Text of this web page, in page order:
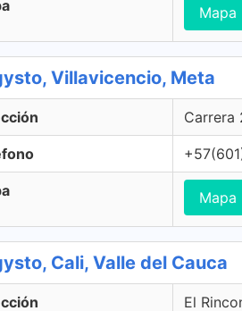
Mapa
Villavicencio, Meta
Carrera
Mapa
Cali, Valle del Cauca
El